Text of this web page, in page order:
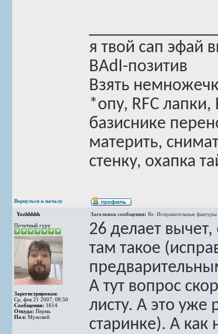
я твой сап эфай
BAdI-позитив
Взять
*опу, RFC
базиснике
материть,
стенку, охапка
Вернуться к началу
Yozhhhhh Заголовок сообщения: Re: Исправительные фактуры
Почетный гуру
Зарегистрирован:
Ср, фев 21 2007, 08:50
Сообщения: 1614
Откуда: Пермь
Пол: Мужской
26 делает
там такое
А тут вопрос
листу. А это уже
старинке). А как